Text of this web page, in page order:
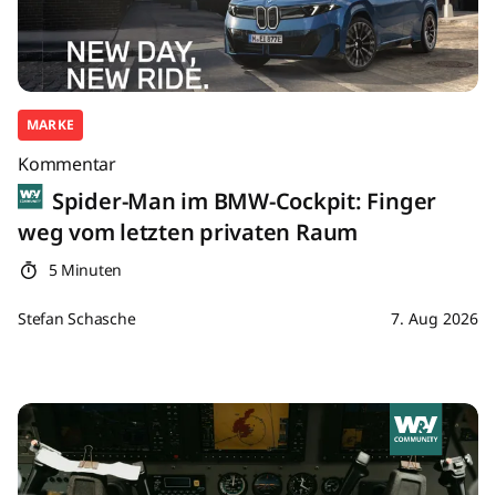
MARKE
Kommentar
Spider-Man im BMW-Cockpit: Finger
weg vom letzten privaten Raum
5 Minuten
Stefan Schasche 7. Aug 2026